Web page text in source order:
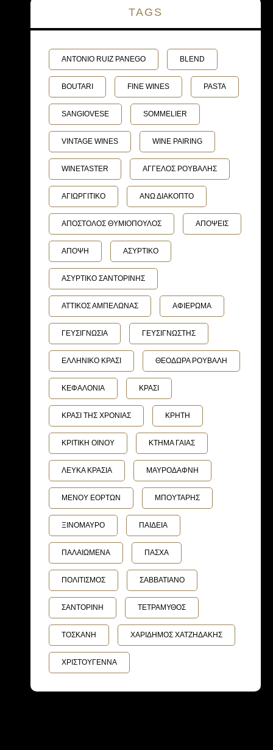
TAGS
ANTONIO RUIZ PANEGO BLEND
BOUTARI FINE WINES PASTA
SANGIOVESE SOMMELIER
VINTAGE WINES WINE PAIRING
WINETASTER ΑΓΓΕΛΟΣ ΡΟΥΒΑΛΗΣ
ΑΓΙΩΡΓΙΤΙΚΟ ΑΝΩ ΔΙΑΚΟΠΤΟ
ΑΠΟΣΤΟΛΟΣ ΘΥΜΙΟΠΟΥΛΟΣ ΑΠΟΨΕΙΣ
ΑΠΟΨΗ ΑΣΥΡΤΙΚΟ
ΑΣΥΡΤΙΚΟ ΣΑΝΤΟΡΙΝΗΣ
ΑΤΤΙΚΟΣ ΑΜΠΕΛΩΝΑΣ ΑΦΙΕΡΩΜΑ
ΓΕΥΣΙΓΝΩΣΙΑ ΓΕΥΣΙΓΝΩΣΤΗΣ
ΕΛΛΗΝΙΚΟ ΚΡΑΣΙ ΘΕΟΔΩΡΑ ΡΟΥΒΑΛΗ
ΚΕΦΑΛΟΝΙΑ ΚΡΑΣΙ
ΚΡΑΣΙ ΤΗΣ ΧΡΟΝΙΑΣ ΚΡΗΤΗ
ΚΡΙΤΙΚΗ ΟΙΝΟΥ ΚΤΗΜΑ ΓΑΙΑΣ
ΛΕΥΚΑ ΚΡΑΣΙΑ ΜΑΥΡΟΔΑΦΝΗ
ΜΕΝΟΥ ΕΟΡΤΩΝ ΜΠΟΥΤΑΡΗΣ
ΞΙΝΟΜΑΥΡΟ ΠΑΙΔΕΙΑ
ΠΑΛΑΙΩΜΕΝΑ ΠΑΣΧΑ
ΠΟΛΙΤΙΣΜΟΣ ΣΑΒΒΑΤΙΑΝΟ
ΣΑΝΤΟΡΙΝΗ ΤΕΤΡΑΜΥΘΟΣ
ΤΟΣΚΑΝΗ ΧΑΡΙΔΗΜΟΣ ΧΑΤΖΗΔΑΚΗΣ
ΧΡΙΣΤΟΥΓΕΝΝΑ